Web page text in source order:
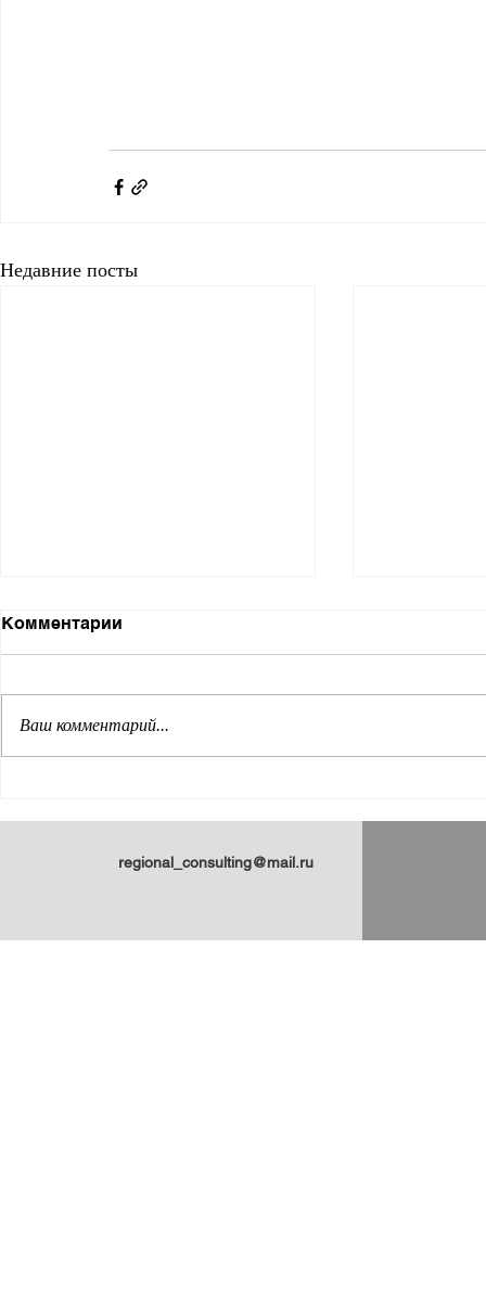
Недавние посты
Замятиной для
Комментарии
Ваш комментарий...
regional_consulting@mail.ru